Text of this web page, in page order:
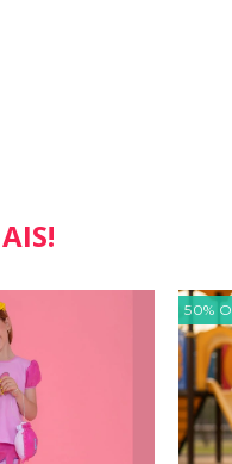
50%